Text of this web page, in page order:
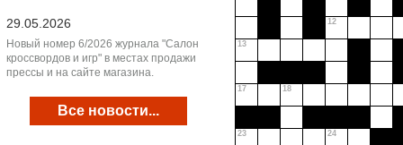
29.05.2026
Новый номер 6/2026 журнала "Салон
кроссвордов и игр" в местах продажи
прессы и на сайте магазина.
Все новости...
12
13
17 18
23 24